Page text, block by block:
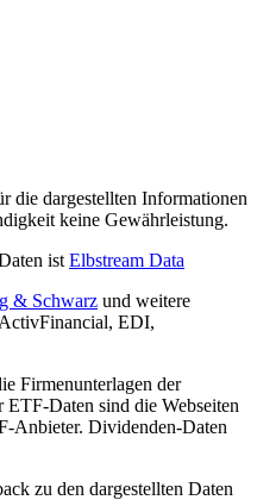
die dargestellten Informationen
keine Gewährleistung.
ist Elbstream Data
& Schwarz und weitere
EDI,
Firmenunterlagen der
Daten sind die Webseiten
Anbieter. Dividenden-Daten
zu den dargestellten Daten